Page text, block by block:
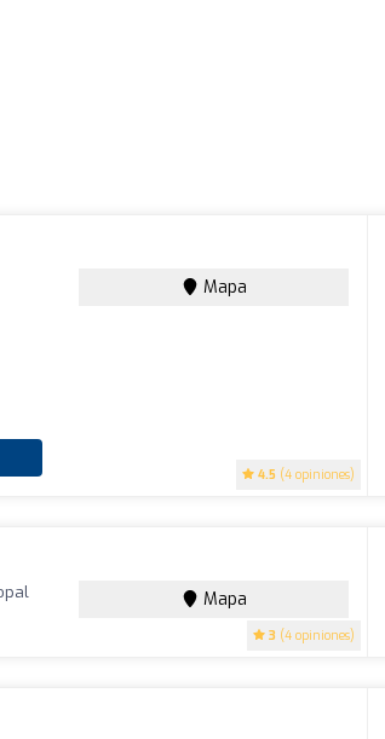
4.5 (4 opiniones)
Mapa
3 (4 opiniones)
Mapa